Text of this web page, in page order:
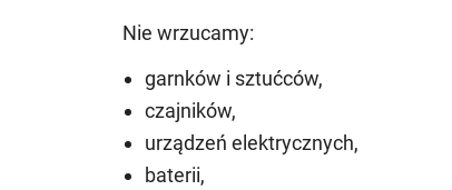
Nie wrzucamy:
garnków i sztućców,
czajników,
urządzeń elektrycznych,
baterii,